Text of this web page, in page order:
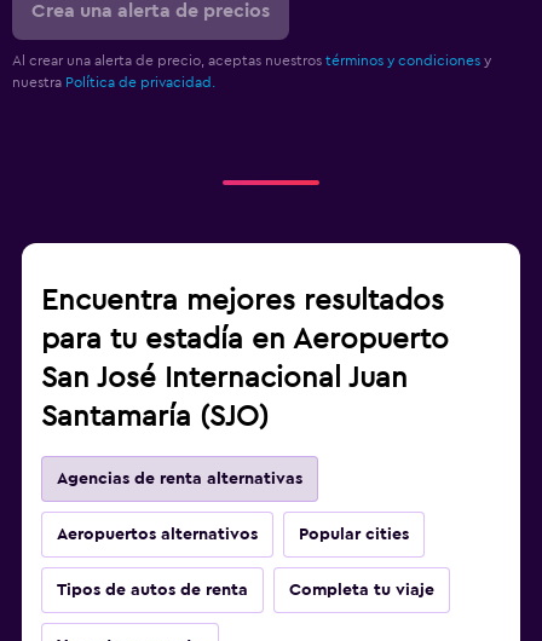
Crea una alerta de precios
Al crear una alerta de precio, aceptas nuestros términos y condiciones y
nuestra Política de privacidad.
Encuentra mejores resultados
para tu estadía en Aeropuerto
San José Internacional Juan
Santamaría (SJO)
Agencias de renta alternativas
Aeropuertos alternativos Popular cities
Tipos de autos de renta Completa tu viaje